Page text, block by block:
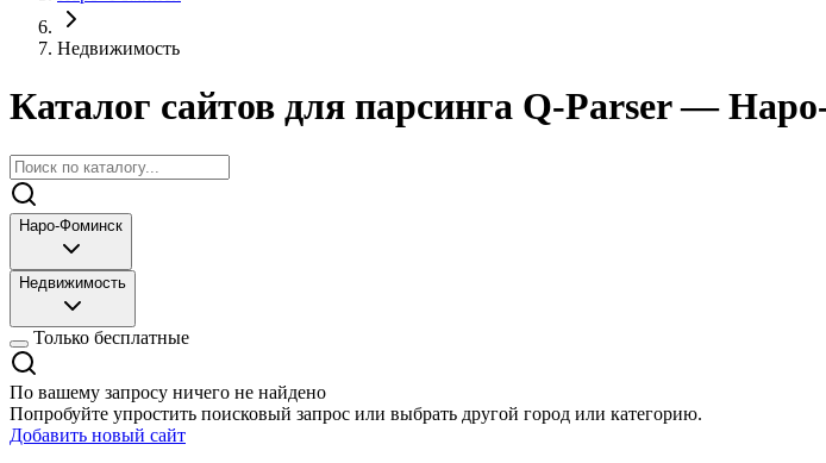
Недвижимость
Каталог сайтов для парсинга Q-Parser—
Наро-Фоминск
Недвижимость
Только бесплатные
По вашему запросу ничего не найдено
Попробуйте упростить поисковый запрос или выбрать другой город или категорию.
Добавить новый сайт